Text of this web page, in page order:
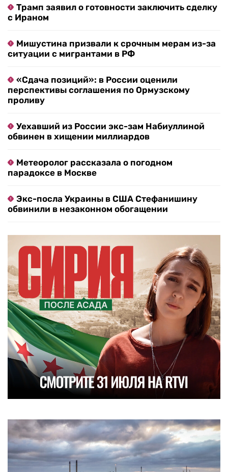
Трамп заявил о готовности заключить сделку
с Ираном
Мишустина призвали к срочным мерам из-за
ситуации с мигрантами в РФ
«Сдача позиций»: в России оценили
перспективы соглашения по Ормузскому
проливу
Уехавший из России экс-зам Набиуллиной
обвинен в хищении миллиардов
Метеоролог рассказала о погодном
парадоксе в Москве
Экс-посла Украины в США Стефанишину
обвинили в незаконном обогащении